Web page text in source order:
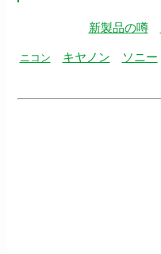
新製品の噂
ニコン キヤノン ソニー